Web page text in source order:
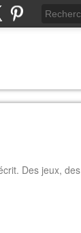
Des jeux, des